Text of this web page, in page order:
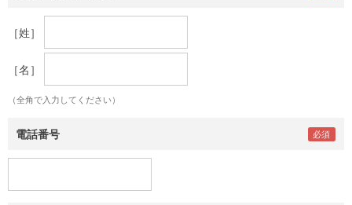
［姓］
［名］
（全角で入力してください）
電話番号